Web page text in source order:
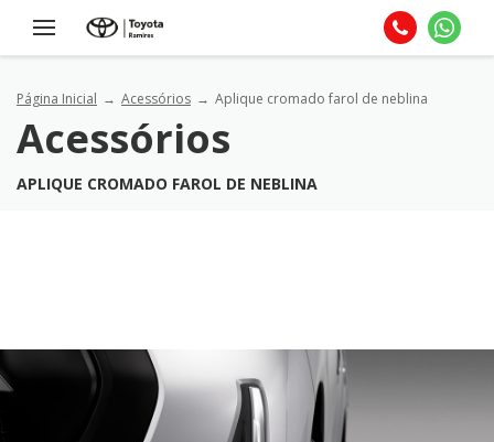
Página Inicial Acessórios Aplique cromado farol de neblina
Acessórios
APLIQUE CROMADO FAROL DE NEBLINA